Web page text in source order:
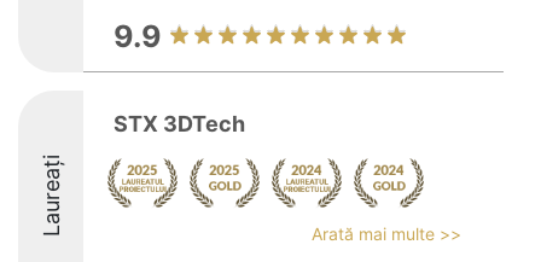
9.9
Laureați
STX 3DTech
Arată mai multe >>